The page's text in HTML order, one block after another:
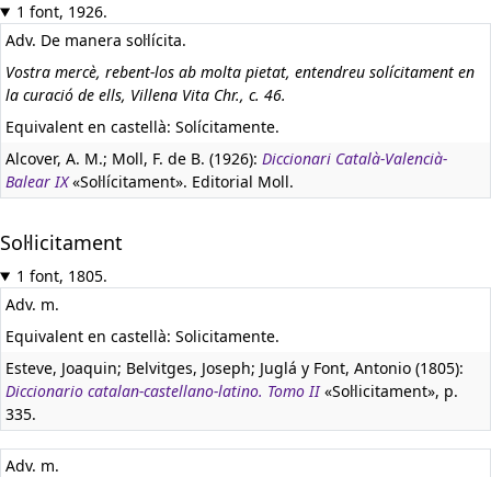
1 font, 1926.
Adv. De manera sol·lícita.
Vostra mercè, rebent-los ab molta pietat, entendreu solícitament en
la curació de ells, Villena Vita Chr., c. 46.
Equivalent en castellà: Solícitamente.
Alcover, A. M.; Moll, F. de B. (1926): Diccionari Català-Valencià-
Balear IX«Sol·lícitament». Editorial Moll.
Sol·licitament
1 font, 1805.
Adv. m.
Equivalent en castellà: Solicitamente.
Esteve, Joaquin; Belvitges, Joseph; Juglá y Font, Antonio (1805):
Diccionario catalan-castellano-latino. Tomo II«Sol·licitament», p.
335.
Adv. m.